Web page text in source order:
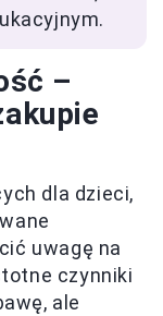
–
dla dzieci,
uwagę na
czynniki
ale